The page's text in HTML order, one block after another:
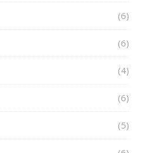
(6)
(6)
(4)
(6)
(5)